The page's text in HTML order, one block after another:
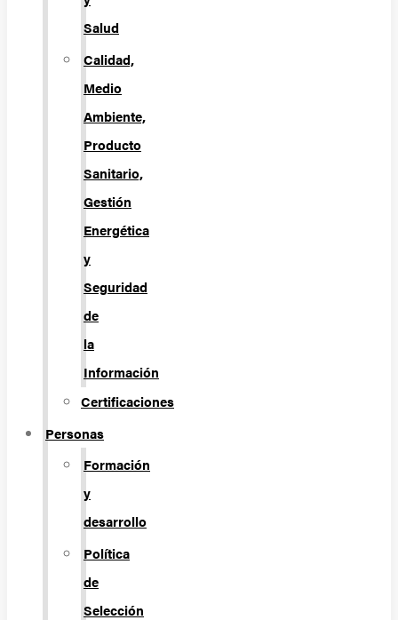
Salud
Calidad,
Medio
Ambiente,
Producto
Sanitario,
Gestión
Energética
y
Seguridad
de
la
Información
Certificaciones
Personas
Formación
y
desarrollo
Política
de
Selección